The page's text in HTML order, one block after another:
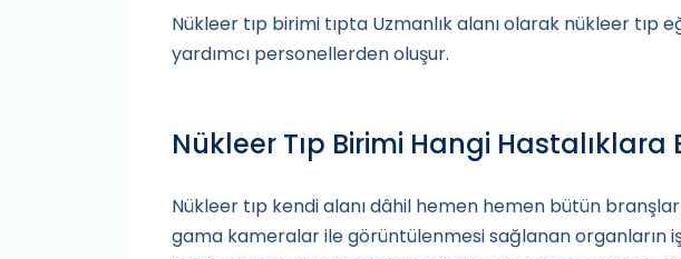
Nükleer tıp birimi tıpta Uzmanlık alanı olarak nükleer
yardımcı personellerden oluşur.
Nükleer Tıp Birimi Hangi Hastalıklara
Nükleer tıp kendi alanı dâhil hemen hemen bütün
gama kameralar ile görüntülenmesi sağlanan organların